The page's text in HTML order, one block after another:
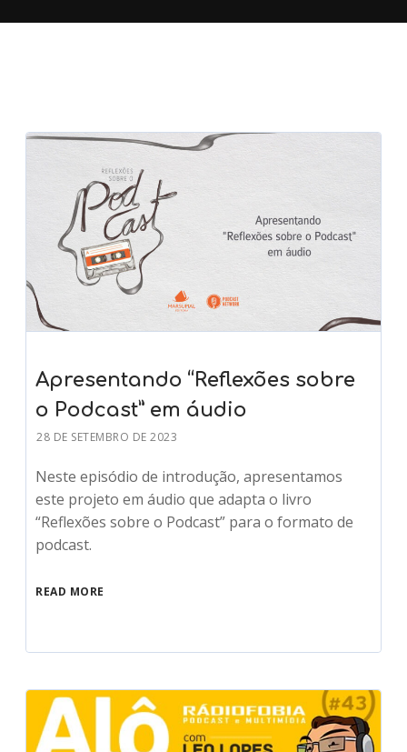
Apresentando “Reflexões sobre
o Podcast” em áudio
28 DE SETEMBRO DE 2023
Neste episódio de introdução, apresentamos
este projeto em áudio que adapta o livro
“Reflexões sobre o Podcast” para o formato de
podcast.
READ MORE